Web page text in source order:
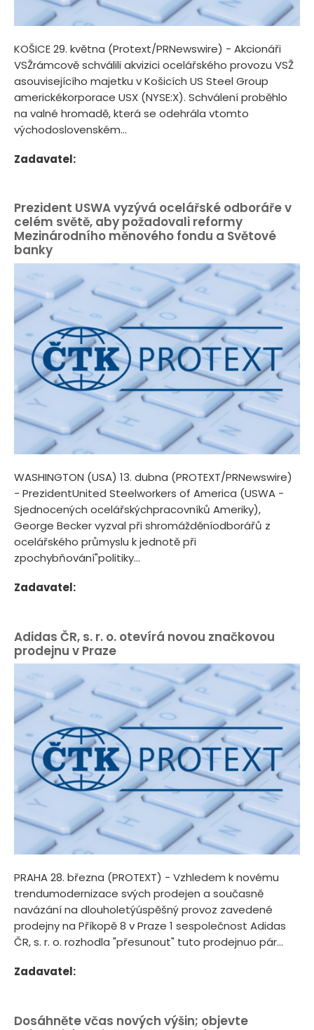
KOŠICE 29. května (Protext/PRNewswire) - Akcionáři
VSŽrámcově schválili akvizici ocelářského provozu VSŽ
asouvisejícího majetku v Košicích US Steel Group
americkékorporace USX (NYSE:X). Schválení proběhlo
na valné hromadě, která se odehrála vtomto
východoslovenském...
Zadavatel:
Prezident USWA vyzývá ocelářské odboráře v
celém světě, aby požadovali reformy
Mezinárodního měnového fondu a Světové
banky
WASHINGTON (USA) 13. dubna (PROTEXT/PRNewswire)
- PrezidentUnited Steelworkers of America (USWA -
Sjednocených ocelářskýchpracovníků Ameriky),
George Becker vyzval při shromážděníodborářů z
ocelářského průmyslu k jednotě při
zpochybňování"politiky...
Zadavatel:
Adidas ČR, s. r. o. otevírá novou značkovou
prodejnu v Praze
PRAHA 28. března (PROTEXT) - Vzhledem k novému
trendumodernizace svých prodejen a současně
navázání na dlouholetýúspěšný provoz zavedené
prodejny na Příkopě 8 v Praze 1 sespolečnost Adidas
ČR, s. r. o. rozhodla "přesunout" tuto prodejnuo pár...
Zadavatel:
Dosáhněte včas nových výšin; objevte